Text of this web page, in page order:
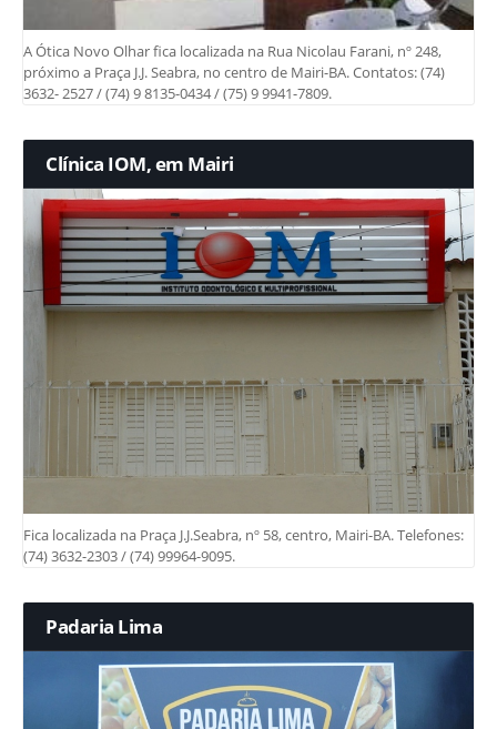
A Ótica Novo Olhar fica localizada na Rua Nicolau Farani, nº 248,
próximo a Praça J.J. Seabra, no centro de Mairi-BA. Contatos: (74)
3632- 2527 / (74) 9 8135-0434 / (75) 9 9941-7809.
Clínica IOM, em Mairi
Fica localizada na Praça J.J.Seabra, nº 58, centro, Mairi-BA. Telefones:
(74) 3632-2303 / (74) 99964-9095.
Padaria Lima